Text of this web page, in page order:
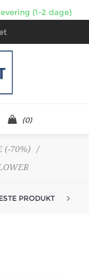
(1-2 dage)
(0)
(-70%)
/
PRODUKT